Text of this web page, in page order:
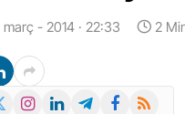
març - 2014 · 22:33 2
Instagram
LinkedInTelegramFacebook
RSS